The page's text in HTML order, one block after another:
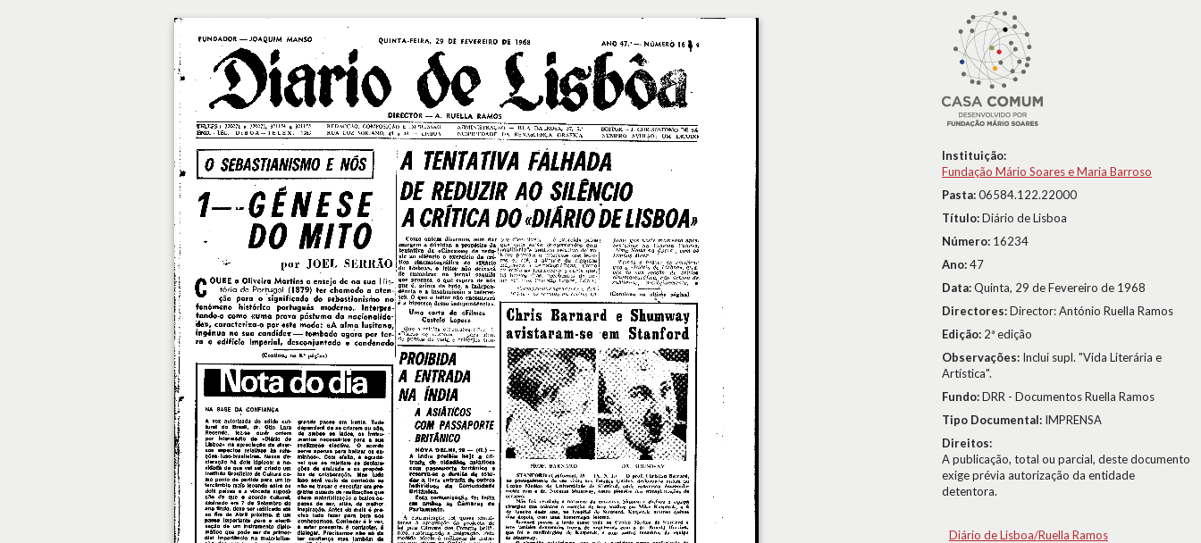
Instituição:
Fundação Mário Soares e Maria Barroso
Pasta:06584.122.22000
Título:Diário de Lisboa
Número: 16234
Ano:47
Data:Quinta, 29 de Fevereiro de 1968
Directores:Director: António Ruella Ramos
Edição: 2ª edição
Observações: Inclui supl. "Vida Literária e
Artística".
Fundo:DRR - Documentos Ruella Ramos
Tipo Documental: IMPRENSA
Direitos:
A publicação, total ou parcial, deste documento
exige prévia autorização da entidade
detentora.
Diário de Lisboa/Ruella Ramos